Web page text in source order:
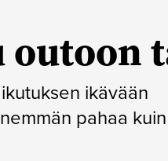
ikävään
pahaa kuin